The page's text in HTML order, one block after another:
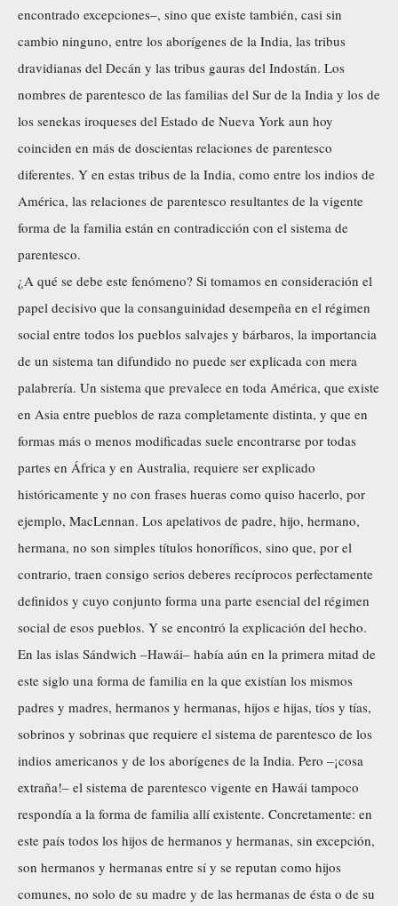
encontrado excepciones–, sino que existe también, casi sin
cambio ninguno, entre los aborígenes de la India, las tribus
dravidianas del Decán y las tribus gauras del Indostán. Los
nombres de parentesco de las familias del Sur de la India y los de
los senekas iroqueses del Estado de Nueva York aun hoy
coinciden en más de doscientas relaciones de parentesco
diferentes. Y en estas tribus de la India, como entre los indios de
América, las relaciones de parentesco resultantes de la vigente
forma de la familia están en contradicción con el sistema de
parentesco.
¿A qué se debe este fenómeno? Si tomamos en consideración el
papel decisivo que la consanguinidad desempeña en el régimen
social entre todos los pueblos salvajes y bárbaros, la importancia
de un sistema tan difundido no puede ser explicada con mera
palabrería. Un sistema que prevalece en toda América, que existe
en Asia entre pueblos de raza completamente distinta, y que en
formas más o menos modificadas suele encontrarse por todas
partes en África y en Australia, requiere ser explicado
históricamente y no con frases hueras como quiso hacerlo, por
ejemplo, MacLennan. Los apelativos de padre, hijo, hermano,
hermana, no son simples títulos honoríficos, sino que, por el
contrario, traen consigo serios deberes recíprocos perfectamente
definidos y cuyo conjunto forma una parte esencial del régimen
social de esos pueblos. Y se encontró la explicación del hecho.
En las islas Sándwich –Hawái– había aún en la primera mitad de
este siglo una forma de familia en la que existían los mismos
padres y madres, hermanos y hermanas, hijos e hijas, tíos y tías,
sobrinos y sobrinas que requiere el sistema de parentesco de los
indios americanos y de los aborígenes de la India. Pero –¡cosa
extraña!– el sistema de parentesco vigente en Hawái tampoco
respondía a la forma de familia allí existente. Concretamente: en
este país todos los hijos de hermanos y hermanas, sin excepción,
son hermanos y hermanas entre sí y se reputan como hijos
comunes, no solo de su madre y de las hermanas de ésta o de su